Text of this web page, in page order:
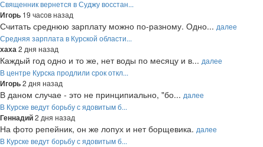
Священник вернется в Суджу восстан...
Игорь 19 часов назад
Считать среднюю зарплату можно по-разному. Одно... далее
Средняя зарплата в Курской области...
хаха2 дня назад
Каждый год одно и то же, нет воды по месяцу и в... далее
В центре Курска продлили срок откл...
Игорь2 дня назад
В даном случае - это не принципиально, "бо... далее
В Курске ведут борьбу с ядовитым б...
Геннадий2 дня назад
На фото репейник, он же лопух и нет борщевика. далее
В Курске ведут борьбу с ядовитым б...